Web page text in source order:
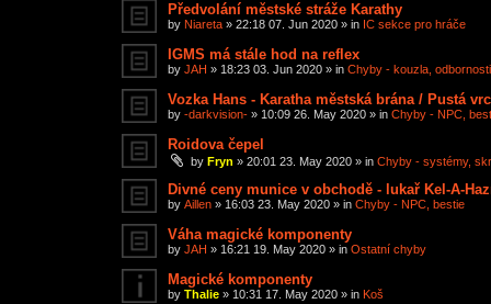
Předvolání městské stráže Karathy
by Niareta » 22:18 07. Jun 2020 » in IC sekce pro hráče
IGMS má stále hod na reflex
by JAH » 18:23 03. Jun 2020 » in Chyby - kouzla,
Vozka Hans - Karatha městská brána / Pustá
by -darkvision- » 10:09 26. May 2020 » in Chyby - NPC,
Roidova čepel
by Fryn » 20:01 23. May 2020 » in Chyby - systémy,
Divné ceny munice v obchodě - lukař Kel-A-
by Aillen » 16:03 23. May 2020 » in Chyby - NPC, bestie
Váha magické komponenty
by JAH » 16:21 19. May 2020 » in Ostatní chyby
Magické komponenty
by Thalie » 10:31 17. May 2020 » in Koš